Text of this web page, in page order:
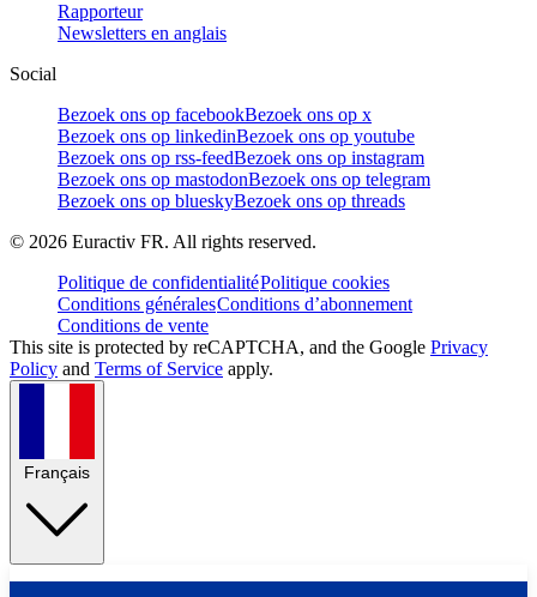
Rapporteur
Newsletters en anglais
Social
Bezoek ons op facebookBezoek ons op x
Bezoek ons op linkedinBezoek ons op youtube
Bezoek ons op rss-feedBezoek ons op instagram
Bezoek ons op mastodonBezoek ons op telegram
Bezoek ons op blueskyBezoek ons op threads
© 2026 Euractiv FR. All rights reserved.
Politique de confidentialitéPolitique cookies
Conditions généralesConditions d’abonnement
Conditions de vente
This site is protected by reCAPTCHA, and the Google Privacy
Policy and Terms of Service apply.
Français